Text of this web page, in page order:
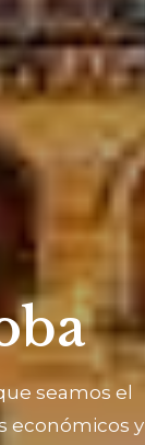
seamos el
económicos y